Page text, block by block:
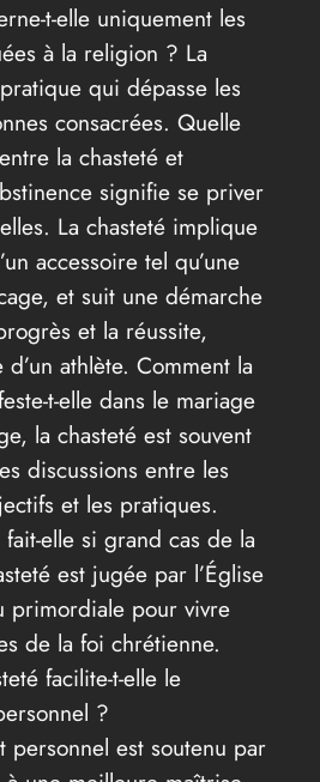
t-elle uniquement les
à la religion ? La
qui dépasse les
consacrées. Quelle
la chasteté et
signifie se priver
La chasteté implique
accessoire tel qu’une
et suit une démarche
et la réussite,
athlète. Comment la
t-elle dans le mariage
la chasteté est souvent
discussions entre les
et les pratiques.
fait-elle si grand cas de la
est jugée par l’Église
primordiale pour vivre
de la foi chrétienne.
facilite-t-elle le
?
personnel est soutenu par